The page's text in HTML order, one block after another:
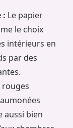
: Le papier
le choix
intérieurs en
par des
rouges
aussi bien